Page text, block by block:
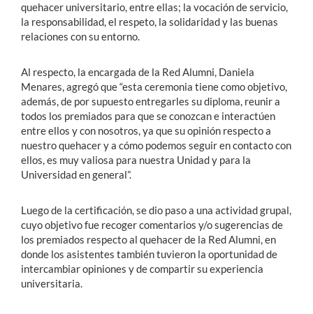
quehacer universitario, entre ellas; la vocación de servicio,
la responsabilidad, el respeto, la solidaridad y las buenas
relaciones con su entorno.
Al respecto, la encargada de la Red Alumni, Daniela
Menares, agregó que “esta ceremonia tiene como objetivo,
además, de por supuesto entregarles su diploma, reunir a
todos los premiados para que se conozcan e interactúen
entre ellos y con nosotros, ya que su opinión respecto a
nuestro quehacer y a cómo podemos seguir en contacto con
ellos, es muy valiosa para nuestra Unidad y para la
Universidad en general”.
Luego de la certificación, se dio paso a una actividad grupal,
cuyo objetivo fue recoger comentarios y/o sugerencias de
los premiados respecto al quehacer de la Red Alumni, en
donde los asistentes también tuvieron la oportunidad de
intercambiar opiniones y de compartir su experiencia
universitaria.